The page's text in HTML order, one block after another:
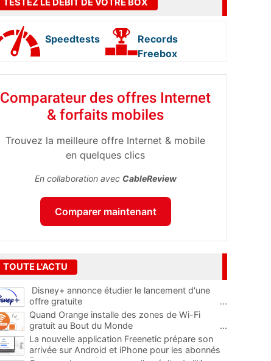
Speedtests
Records
Freebox
Comparateur des offres Internet
& forfaits mobiles
Trouvez la meilleure offre Internet & mobile
en quelques clics
En collaboration avec CableReview
Comparer maintenant
TOUTE L'ACTU
Disney+ annonce étudier le lancement d'une
offre gratuite
...
Quand Orange installe des zones de Wi-Fi
gratuit au Bout du Monde
...
La nouvelle application Freenetic prépare son
arrivée sur Android et iPhone pour les abonnés